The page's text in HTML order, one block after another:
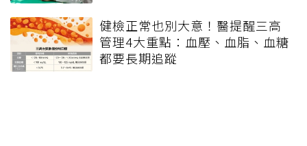
健檢正常也別大意！醫提醒三高
管理4大重點：血壓、血脂、血糖
都要長期追蹤